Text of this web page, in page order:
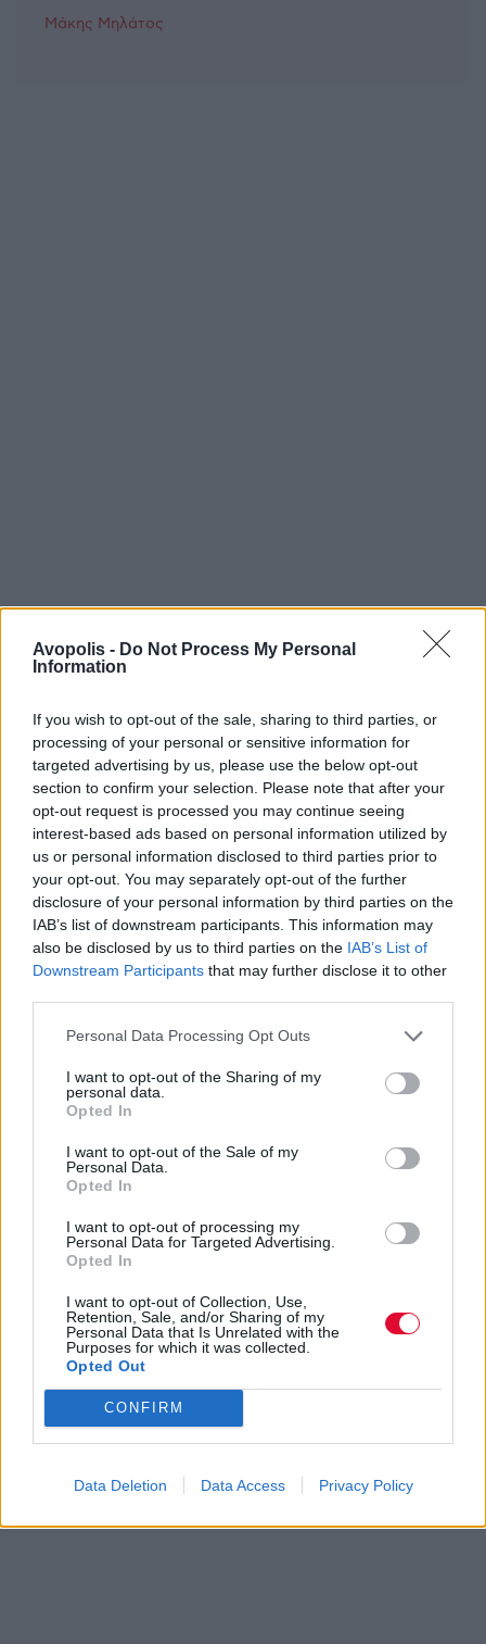
Avopolis - Do Not Process My Personal
Information
If you wish to opt-out of the sale, sharing to third parties, or
processing of your personal or sensitive information for
targeted advertising by us, please use the below opt-out
section to confirm your selection. Please note that after your
opt-out request is processed you may continue seeing
interest-based ads based on personal information utilized by
us or personal information disclosed to third parties prior to
your opt-out. You may separately opt-out of the further
disclosure of your personal information by third parties on the
IAB’s list of downstream participants. This information may
also be disclosed by us to third parties on the IAB’s List of
Downstream Participants that may further disclose it to other
Personal Data Processing Opt Outs
I want to opt-out of the Sharing of my
personal data.
Opted In
I want to opt-out of the Sale of my
Personal Data.
Opted In
I want to opt-out of processing my
Personal Data for Targeted Advertising.
Opted In
I want to opt-out of Collection, Use,
Retention, Sale, and/or Sharing of my
Personal Data that Is Unrelated with the
Purposes for which it was collected.
Opted Out
CONFIRM
Data Deletion Data Access Privacy Policy
Μάκης Μηλάτος